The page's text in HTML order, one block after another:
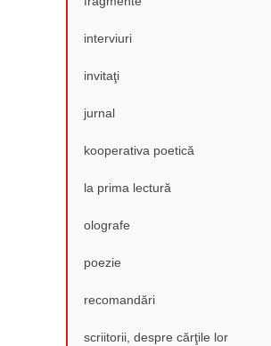
interviuri
invitaţi
jurnal
kooperativa poetică
la prima lectură
olografe
poezie
recomandări
scriitorii, despre cărţile lor